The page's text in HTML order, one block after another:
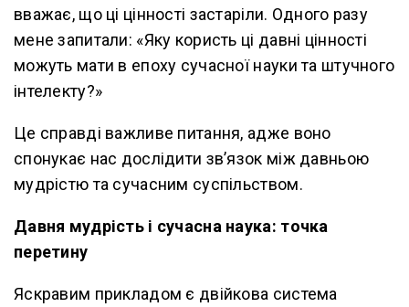
вважає, що ці цінності застаріли. Одного разу
мене запитали: «Яку користь ці давні цінності
можуть мати в епоху сучасної науки та штучного
інтелекту?»
Це справді важливе питання, адже воно
спонукає нас дослідити зв’язок між давньою
мудрістю та сучасним суспільством.
Давня мудрість і сучасна наука: точка
перетину
Яскравим прикладом є двійкова система